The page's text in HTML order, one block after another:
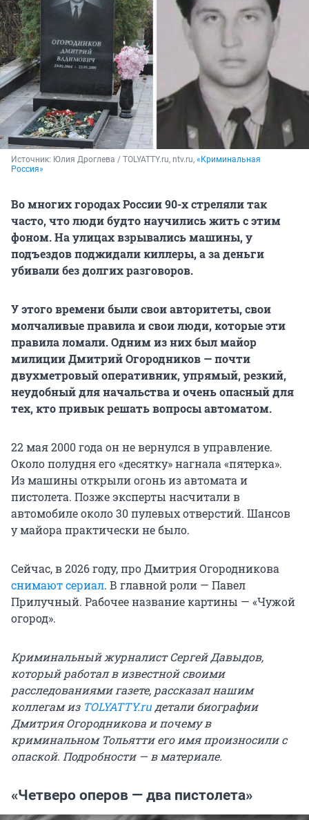
Источник: Юлия Дроглева / TOLYATTY.ru, ntv.ru, «Криминальная
Россия»
Во многих городах России 90-х стреляли так
часто, что люди будто научились жить с этим
фоном. На улицах взрывались машины, у
подъездов поджидали киллеры, а за деньги
убивали без долгих разговоров.
У этого времени были свои авторитеты, свои
молчаливые правила и свои люди, которые эти
правила ломали. Одним из них был майор
милиции Дмитрий Огородников — почти
двухметровый оперативник, упрямый, резкий,
неудобный для начальства и очень опасный для
тех, кто привык решать вопросы автоматом.
22 мая 2000 года он не вернулся в управление.
Около полудня его «десятку» нагнала «пятерка».
Из машины открыли огонь из автомата и
пистолета. Позже эксперты насчитали в
автомобиле около 30 пулевых отверстий. Шансов
у майора практически не было.
Сейчас, в 2026 году, про Дмитрия Огородникова
снимают сериал. В главной роли — Павел
Прилучный. Рабочее название картины — «Чужой
огород».
Криминальный журналист Сергей Давыдов,
который работал в известной своими
расследованиями газете, рассказал нашим
коллегам из TOLYATTY.ruдетали биографии
Дмитрия Огородникова и почему в
криминальном Тольятти его имя произносили с
опаской. Подробности — в материале.
«Четверо оперов — два пистолета»